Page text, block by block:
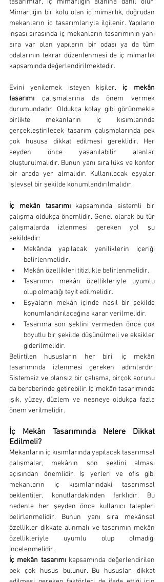
Mimarlığın bir kolu olan iç mimarlık, doğrudan
mekanların iç tasarımlarıyla ilgilenir. Yapıların
inşası sırasında iç mekanların tasarımının yanı
sıra var olan yapıların bir odası ya da tüm
odalarının tekrar düzenlenmesi de iç mimarlık
kapsamında değerlendirilmektedir.
Evini yenilemek isteyen kişiler, iç mekân
tasarımı çalışmalarına da önem vermek
durumundadır. Oldukça kolay gibi görünmekle
birlikte mekanların iç kısımlarında
gerçekleştirilecek tasarım çalışmalarında pek
çok hususa dikkat edilmesi gereklidir. Her
şeyden önce yaşanılabilir alanlar
oluşturulmalıdır. Bunun yanı sıra lüks ve konfor
bir arada yer almalıdır. Kullanılacak eşyalar
işlevsel bir şekilde konumlandırılmalıdır.
İç mekân tasarımı kapsamında sistemli bir
çalışma oldukça önemlidir. Genel olarak bu tür
çalışmalarda izlenmesi gereken yol şu
şekildedir:
Mekânda yapılacak yeniliklerin içeriği
belirlenmelidir.
Mekân özellikleri titizlikle belirlenmelidir.
Tasarımın mekân özellikleriyle uyumlu
olup olmadığı teyit edilmelidir.
Eşyaların mekân içinde nasıl bir şekilde
konumlandırılacağına karar verilmelidir.
Tasarıma son şeklini vermeden önce çok
boyutlu bir şekilde düşünülmeli ve eksikler
giderilmelidir.
Belirtilen hususların her biri, iç mekân
tasarımında izlenmesi gereken adımlardır.
Sistemsiz ve plansız bir çalışma, birçok sorunu
da beraberinde getirebilir. İç mekân tasarımında
ışık, yüzey, düzlem ve nesneye oldukça fazla
önem verilmelidir.
İç Mekân Tasarımında Nelere Dikkat
Edilmeli?
Mekanların iç kısımlarında yapılacak tasarımsal
çalışmalar, mekânın son şeklini alması
açısından önemlidir. İş yerleri ve ofis gibi
mekanların iç kısımlarındaki tasarımsal
beklentiler, konutlardakinden farklıdır. Bu
nedenle her şeyden önce kullanıcı talepleri
belirlenmelidir. Bunun yanı sıra mekânsal
özellikler dikkate alınmalı ve tasarımın mekân
özellikleriyle uyumlu olup olmadığı
incelenmelidir.
İç mekân tasarımı kapsamında değerlendirilen
pek çok husus bulunur. Bu hususlar, dikkat